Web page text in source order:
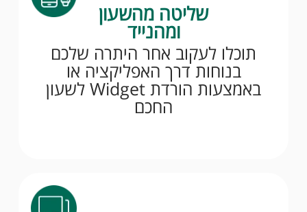
שליטה מהשעון
ומהנייד
תוכלו לעקוב אחר היתרה שלכם
בנוחות דרך האפליקציה או
באמצעות הורדת Widget לשעון
החכם